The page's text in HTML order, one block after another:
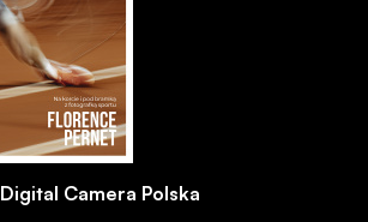
Digital Camera Polska